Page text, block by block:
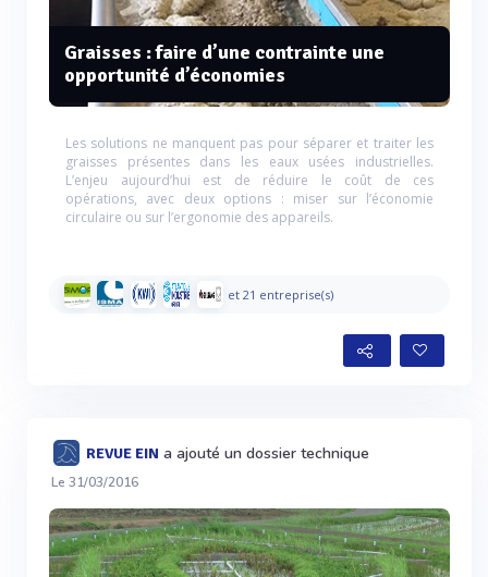
Graisses : faire d’une contrainte une
opportunité d’économies
Les solutions ne manquent pas pour séparer et traiter les
graisses présentes dans les eaux usées industrielles.
L’enjeu aujourd’hui est de réduire le coût de ces
opérations, avec deux options : miser sur l’économie
circulaire ou sur l’ergonomie des appareils.
et 21 entreprise(s)
REVUE EIN a ajouté un dossier technique
Le 31/03/2016